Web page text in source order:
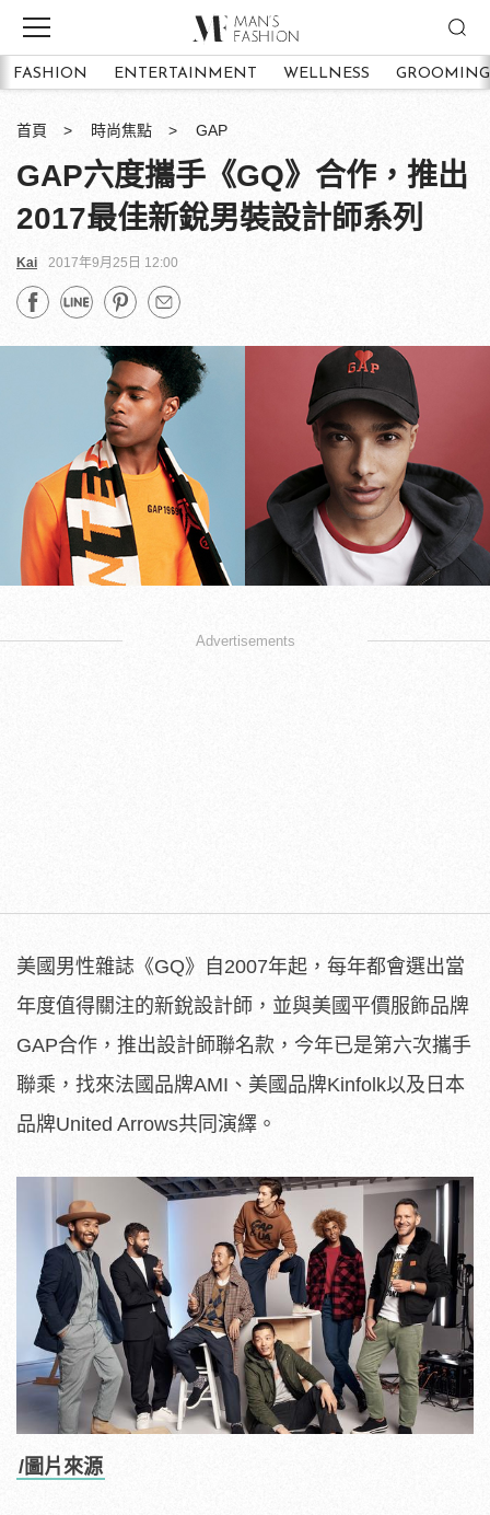
FASHION ENTERTAINMENT WELLNESS GROOMING
首頁 時尚焦點 GAP
GAP六度攜手《GQ》合作，推出
2017最佳新銳男裝設計師系列
Kai 2017年9月25日 12:00
Advertisements
美國男性雜誌《GQ》自2007年起，每年都會選出當
年度值得關注的新銳設計師，並與美國平價服飾品牌
GAP合作，推出設計師聯名款，今年已是第六次攜手
聯乘，找來法國品牌AMI、美國品牌Kinfolk以及日本
品牌United Arrows共同演繹。
/圖片來源